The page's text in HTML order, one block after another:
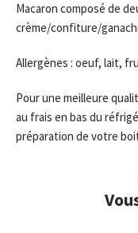
Macaron composé de
crème/confiture/
Allergènes : oeuf, lait,
Pour une meilleure
au frais en bas du
préparation de votre